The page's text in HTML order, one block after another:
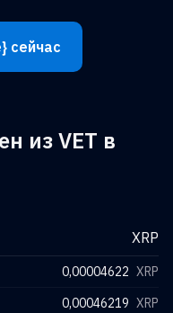
сейчас
из VET в
XRP
0,00004622 XRP
0,00046219 XRP